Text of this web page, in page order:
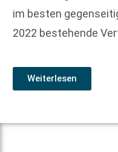
im besten
2022 bestehende
Weiterlesen